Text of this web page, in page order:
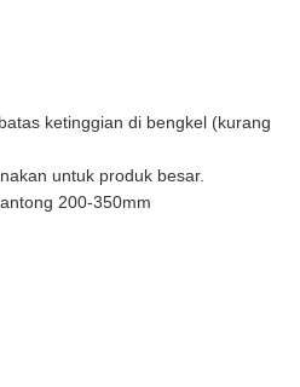
ketinggian di bengkel (kurang
untuk produk besar.
200-350mm